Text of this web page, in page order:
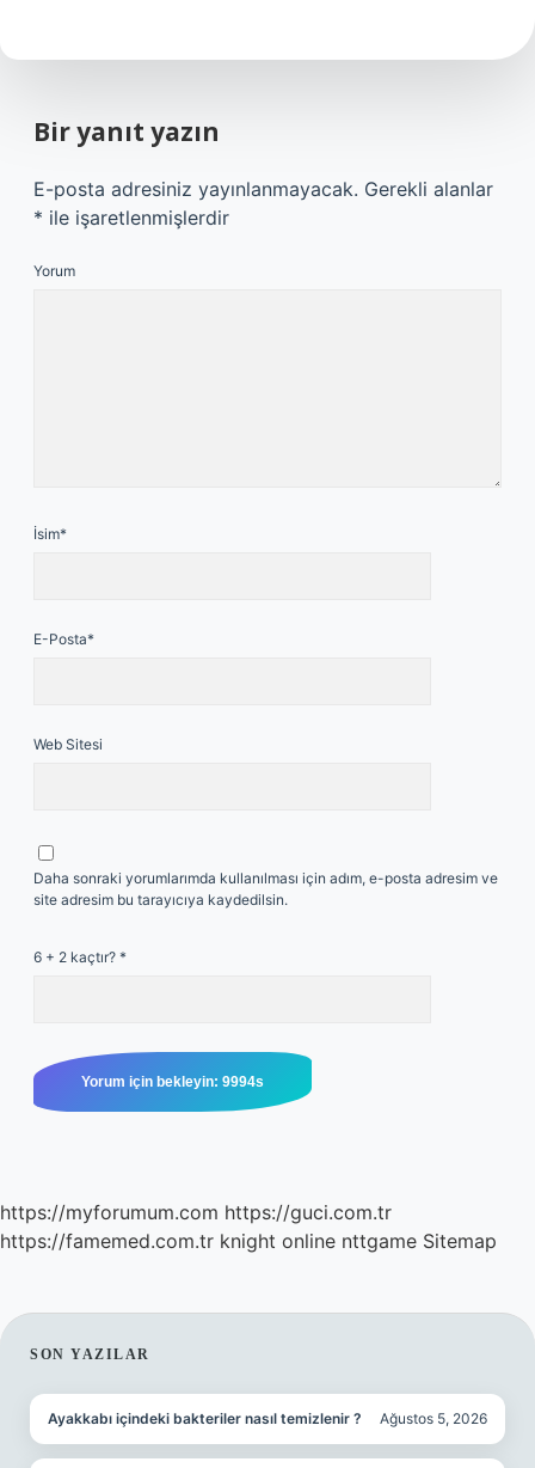
Bir yanıt yazın
E-posta adresiniz yayınlanmayacak. Gerekli alanlar
* ile işaretlenmişlerdir
Yorum
İsim*
E-Posta*
Web Sitesi
Daha sonraki yorumlarımda kullanılması için adım, e-posta adresim ve
site adresim bu tarayıcıya kaydedilsin.
6 + 2 kaçtır? *
https://myforumum.com https://guci.com.tr
https://famemed.com.tr knight online nttgame Sitemap
SIDEBAR
SON YAZILAR
Ayakkabı içindeki bakteriler nasıl temizlenir ? Ağustos 5, 2026